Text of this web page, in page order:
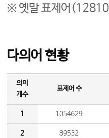
※ 옛말 표제어(12810
다의어 현황
의미
개수
표제어 수
1 1054629
2 89532